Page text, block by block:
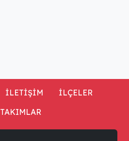
İLETİŞİM
İLÇELER
TAKIMLAR